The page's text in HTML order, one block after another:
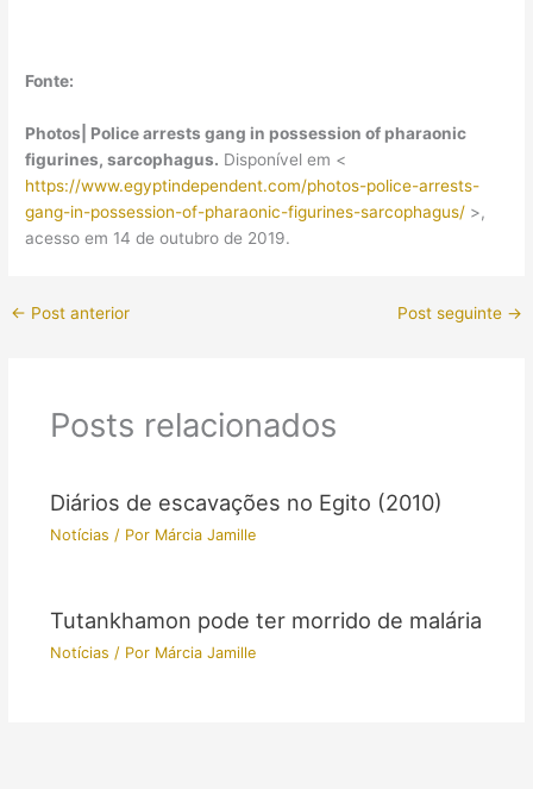
Fonte:
Photos| Police arrests gang in possession of pharaonic
figurines, sarcophagus. Disponível em <
https://www.egyptindependent.com/photos-police-arrests-
gang-in-possession-of-pharaonic-figurines-sarcophagus/ >,
acesso em 14 de outubro de 2019.
← Post anterior Post seguinte →
Posts relacionados
Diários de escavações no Egito (2010)
Notícias / Por Márcia Jamille
Tutankhamon pode ter morrido de malária
Notícias / Por Márcia Jamille